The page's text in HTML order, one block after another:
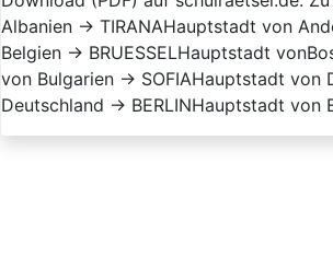
Albanien → TIRANAHauptstadt von
Belgien → BRUESSELHauptstadt
von Bulgarien → SOFIAHauptstadt von
Deutschland → BERLINHauptstadt von